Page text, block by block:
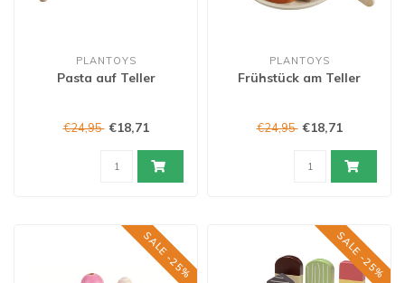
PLANTOYS
Pasta auf Teller
€24,95 €18,71
PLANTOYS
Frühstück am Teller
€24,95 €18,71
SALE -25% SALE -25%